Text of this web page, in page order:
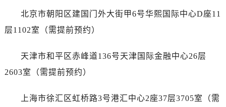
北京市朝阳区建国门外大街甲6号华熙国际中心D座11
层1102室（需提前预约）
天津市和平区赤峰道136号天津国际金融中心26层
2603室（需提前预约）
上海市徐汇区虹桥路3号港汇中心2座37层3705室（需